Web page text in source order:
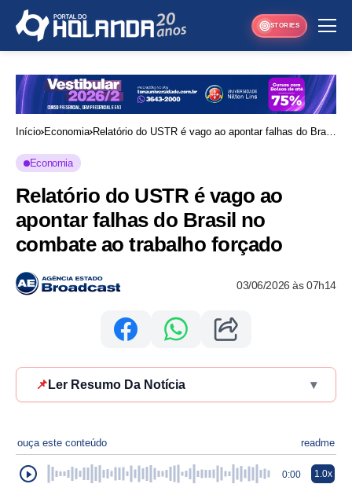
STORIES
Início Economia Relatório do USTR é vago ao apontar falhas do Brasil
Economia
Relatório do USTR é vago ao
apontar falhas do Brasil no
combate ao trabalho forçado
03/06/2026 às 07h14
📌 Ler Resumo Da Notícia ▾
ouça este conteúdo readme
0:00 1.0x